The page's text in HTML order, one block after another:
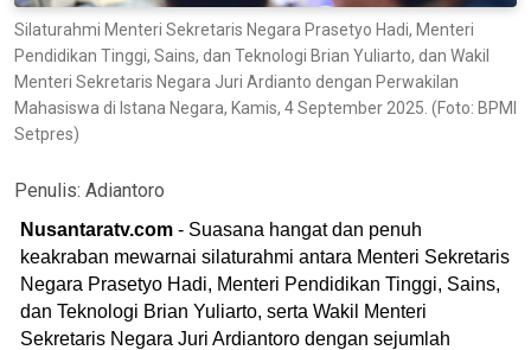
Silaturahmi Menteri Sekretaris Negara Prasetyo Hadi, Menteri
Pendidikan Tinggi, Sains, dan Teknologi Brian Yuliarto, dan Wakil
Menteri Sekretaris Negara Juri Ardianto dengan Perwakilan
Mahasiswa di Istana Negara, Kamis, 4 September 2025. (Foto: BPMI
Setpres)
Penulis: Adiantoro
Nusantaratv.com - Suasana hangat dan penuh
keakraban mewarnai silaturahmi antara Menteri Sekretaris
Negara Prasetyo Hadi, Menteri Pendidikan Tinggi, Sains,
dan Teknologi Brian Yuliarto, serta Wakil Menteri
Sekretaris Negara Juri Ardiantoro dengan sejumlah